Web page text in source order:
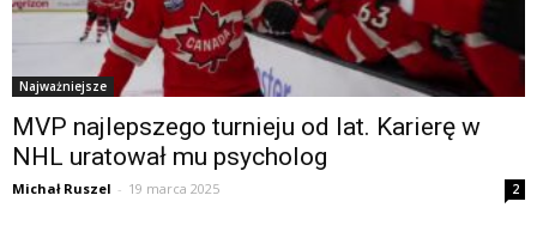
Najważniejsze
MVP najlepszego turnieju od lat. Karierę w
NHL uratował mu psycholog
Michał Ruszel - 19 marca 2025 2